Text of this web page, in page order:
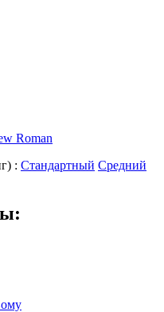
Roman
: Стандартный Средний